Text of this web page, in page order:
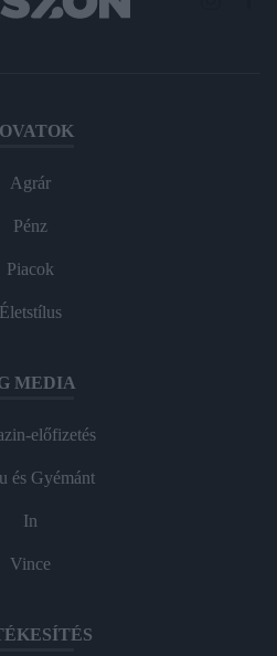
Agrár
Pénz
Piacok
Életstílus
MEDIA
előfizetés
és Gyémánt
In
Vince